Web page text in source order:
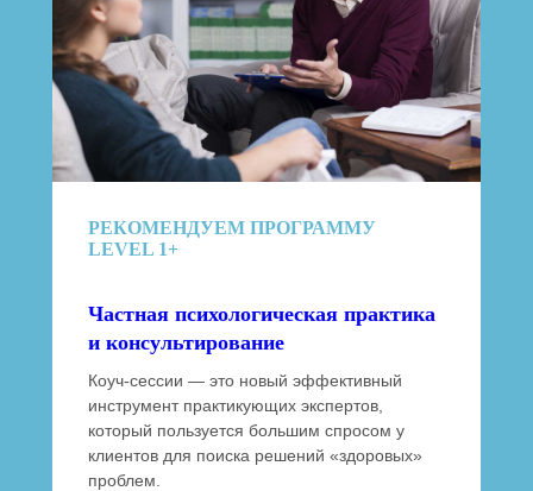
РЕКОМЕНДУЕМ ПРОГРАММУ
LEVEL 1+
Частная психологическая практика
и консультирование
Коуч-сессии — это новый эффективный
инструмент практикующих экспертов,
который пользуется большим спросом у
клиентов для поиска решений «здоровых»
проблем.